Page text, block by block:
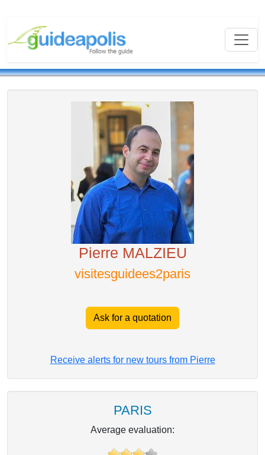
Pierre MALZIEU
visitesguidees2paris
Ask for a quotation
Receive alerts for new tours from Pierre
PARIS
Average evaluation: